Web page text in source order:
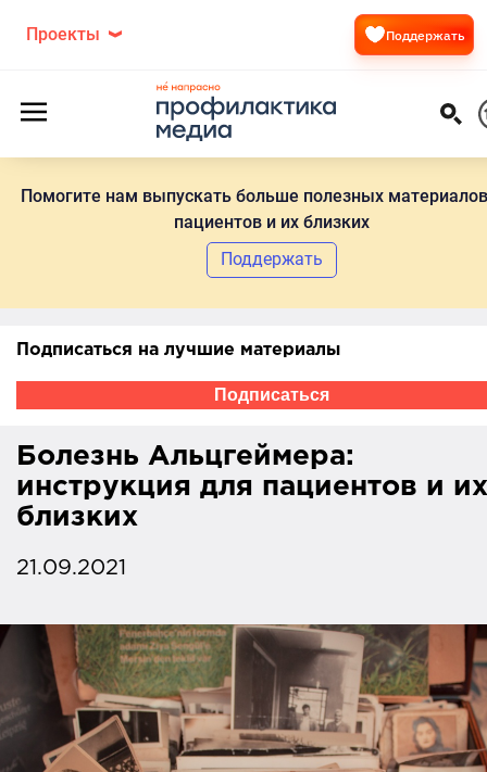
Помогите нам выпускать больше полезных
пациентов и их близких
Поддержать
Проекты Поддержать
Подписаться на лучшие материалы
Подписаться
Болезнь Альцгеймера:
инструкция для пациентов и их
близких
21.09.2021